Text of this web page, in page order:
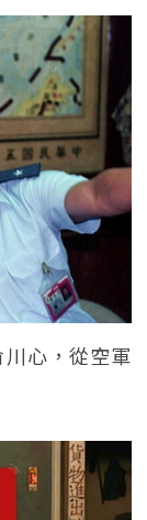
心，從空軍